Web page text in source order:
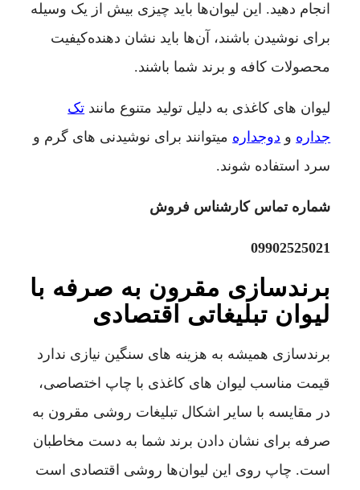
انجام دهید. این لیوان‌ها باید چیزی بیش از یک وسیله
برای نوشیدن باشند، آن‌ها باید نشان دهنده‌کیفیت
محصولات کافه و برند شما باشند.
لیوان های کاغذی به دلیل تولید متنوع مانند تک
جداره و دوجداره میتوانند برای نوشیدنی های گرم و
سرد استفاده شوند.
شماره تماس کارشناس فروش
09902525021
برندسازی مقرون به صرفه با
لیوان تبلیغاتی اقتصادی
برندسازی همیشه به هزینه های سنگین نیازی ندارد
قیمت مناسب لیوان های کاغذی با چاپ اختصاصی،
در مقایسه با سایر اشکال تبلیغات روشی مقرون به
صرفه برای نشان دادن برند شما به دست مخاطبان
است. چاپ روی این لیوان‌ها روشی اقتصادی است